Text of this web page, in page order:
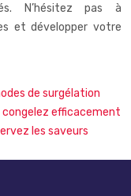
N’hésitez pas à
et développer votre
de surgélation
congelez efficacement
les saveurs